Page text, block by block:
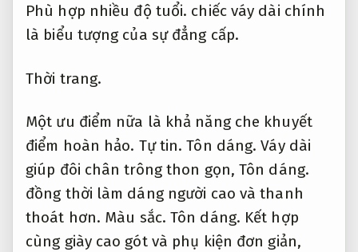
Phù hợp nhiều độ tuổi. chiếc váy dài chính
là biểu tượng của sự đẳng cấp.
Thời trang.
Một ưu điểm nữa là khả năng che khuyết
điểm hoàn hảo. Tự tin. Tôn dáng. Váy dài
giúp đôi chân trông thon gọn, Tôn dáng.
đồng thời làm dáng người cao và thanh
thoát hơn. Màu sắc. Tôn dáng. Kết hợp
cùng giày cao gót và phụ kiện đơn giản,